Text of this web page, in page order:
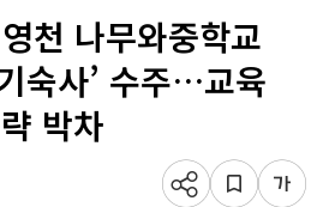
천 나무와중학교
숙사’ 수주…교육
박차